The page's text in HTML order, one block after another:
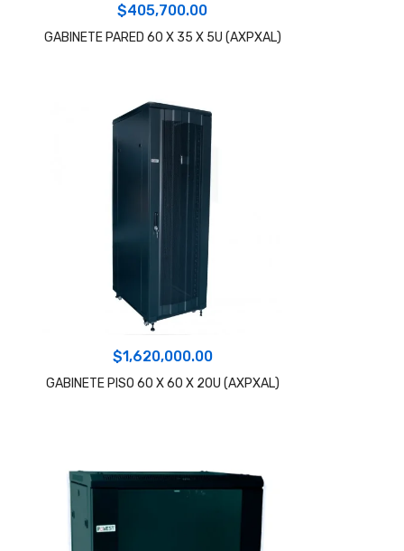
$405,700.00
GABINETE PARED 60 X 35 X 5U (AXPXAL)
$1,620,000.00
GABINETE PISO 60 X 60 X 20U (AXPXAL)